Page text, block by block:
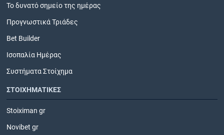
Το δυνατό σημείο της ημέρας
Προγνωστικά Τριάδες
Bet Builder
Ισοπαλία Ημέρας
Συστήματα Στοίχημα
ΣΤΟΙΧΗΜΑΤΙΚΕΣ
Stoiximan gr
Novibet gr